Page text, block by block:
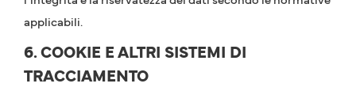
applicabili.
6. COOKIE E ALTRI SISTEMI DI
TRACCIAMENTO